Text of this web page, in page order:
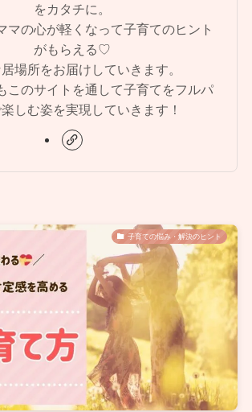
をカタチに。
マの心が軽くなって子育てのヒント
がもらえる♡
場所をお届けしていきます。
このサイトを通して子育てをフルパ
しむ姿を実現していきます！
子育ての悩み・解決のヒント